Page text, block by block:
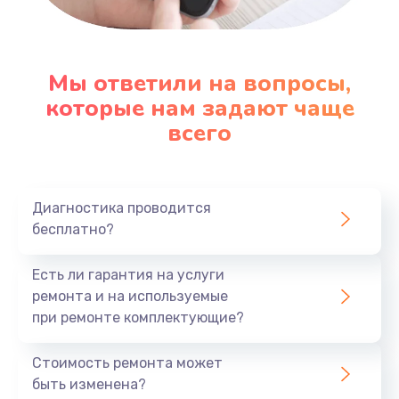
Заказать
Ремонт подсветки
Заказать
930 руб.
Заказать
Мы ответили на вопросы,
которые нам задают чаще
всего
Диагностика проводится
бесплатно?
Есть ли гарантия на услуги
ремонта и на используемые
при ремонте комплектующие?
Стоимость ремонта может
быть изменена?